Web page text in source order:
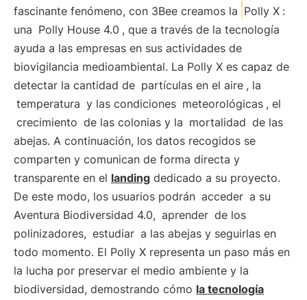
fascinante fenómeno, con 3Bee creamos la Polly X :
una Polly House 4.0 , que a través de la tecnología
ayuda a las empresas en sus actividades de
biovigilancia medioambiental. La Polly X es capaz de
detectar la cantidad de partículas en el aire , la
temperatura y las condiciones meteorológicas , el
crecimiento de las colonias y la mortalidad de las
abejas. A continuación, los datos recogidos se
comparten y comunican de forma directa y
transparente en el landing dedicado a su proyecto.
De este modo, los usuarios podrán acceder a su
Aventura Biodiversidad 4.0, aprender de los
polinizadores, estudiar a las abejas y seguirlas en
todo momento. El Polly X representa un paso más en
la lucha por preservar el medio ambiente y la
biodiversidad, demostrando cómo la tecnología